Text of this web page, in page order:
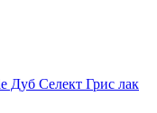
Дуб Селект Грис лак